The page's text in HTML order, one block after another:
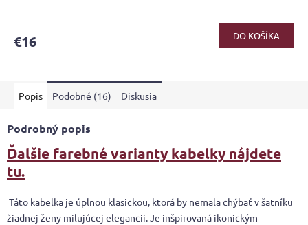
€16 DO KOŠÍKA
Popis Podobné (16) Diskusia
Podrobný popis
Ďalšie farebné varianty kabelky nájdete
tu.
Táto kabelka je úplnou klasickou, ktorá by nemala chýbať v šatníku
žiadnej ženy milujúcej elegancii. Je inšpirovaná ikonickým